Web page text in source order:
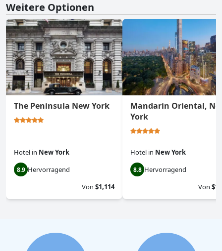
Weitere Optionen
The Peninsula New York
Hotel in New York
8.9 Hervorragend
Von $1,114
Mandarin Oriental,
York
Hotel in New York
8.8 Hervorragend
Von